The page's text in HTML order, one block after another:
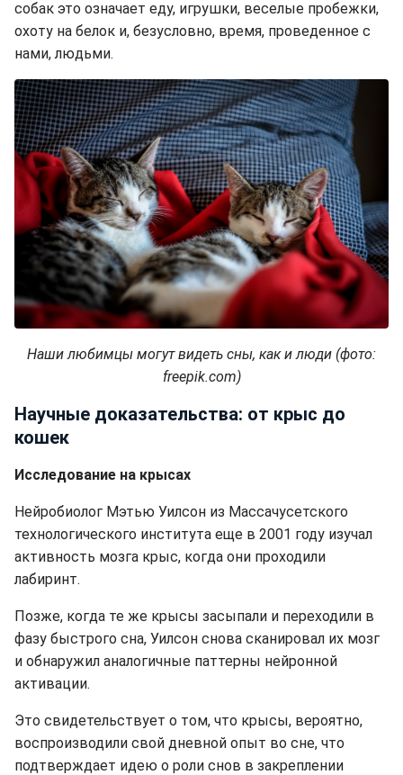
собак это означает еду, игрушки, веселые пробежки,
охоту на белок и, безусловно, время, проведенное с
нами, людьми.
Наши любимцы могут видеть сны, как и люди (фото:
freepik.com)
Научные доказательства: от крыс до
кошек
Исследование на крысах
Нейробиолог Мэтью Уилсон из Массачусетского
технологического института еще в 2001 году изучал
активность мозга крыс, когда они проходили
лабиринт.
Позже, когда те же крысы засыпали и переходили в
фазу быстрого сна, Уилсон снова сканировал их мозг
и обнаружил аналогичные паттерны нейронной
активации.
Это свидетельствует о том, что крысы, вероятно,
воспроизводили свой дневной опыт во сне, что
подтверждает идею о роли снов в закреплении